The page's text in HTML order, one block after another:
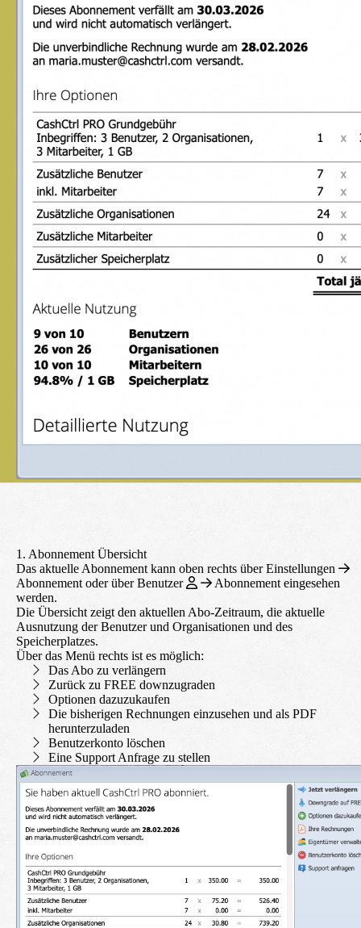
1. Abonnement Übersicht
Das aktuelle Abonnement kann oben rechts überEinstellungen
Abonnement oder überBenutzer Abonnement eingesehen
werden.
Die Übersicht zeigt den aktuellen Abo-Zeitraum, die aktuelle
Ausnutzung der Benutzer und Organisationen und des
Speicherplatzes.
Über das Menü rechts ist es möglich:
Das Abo zu verlängern
Zurück zu FREE downzugraden
Optionen dazuzukaufen
Die bisherigen Rechnungen einzusehen und als PDF
herunterzuladen
Benutzerkonto löschen
Eine Support Anfrage zu stellen